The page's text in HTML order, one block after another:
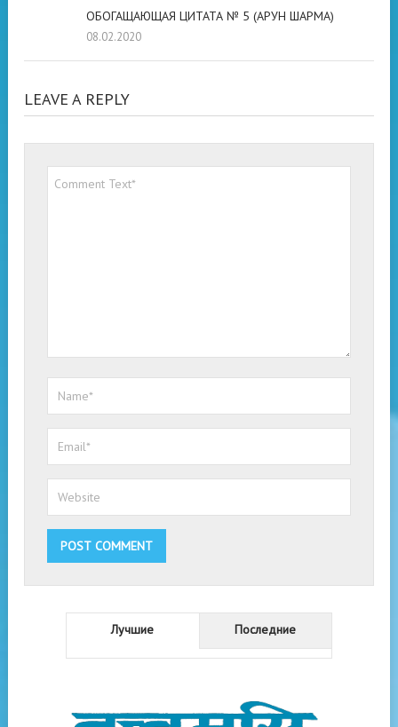
ОБОГАЩАЮЩАЯ ЦИТАТА № 5 (АРУН ШАРМА)
08.02.2020
LEAVE A REPLY
Лучшие Последние